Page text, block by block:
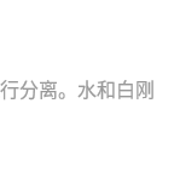
分离。水和白刚